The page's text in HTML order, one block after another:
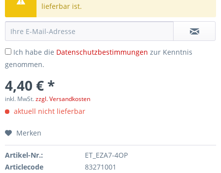
lieferbar ist.
Ich habe die Datenschutzbestimmungen zur Kenntnis
genommen.
4,40 € *
inkl. MwSt.zzgl. Versandkosten
aktuell nicht lieferbar
Merken
Artikel-Nr.:
ET_EZA7-4OP
Articlecode
83271001